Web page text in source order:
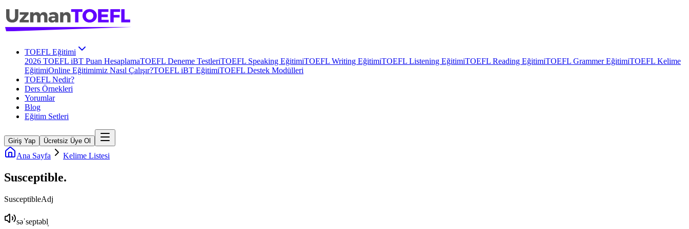
TOEFL Eğitimi
2026 TOEFL iBT Puan HesaplamaTOEFL Deneme TestleriTOEFL Speaking EğitimiTOEFL Writing EğitimiTOEFL Listening EğitimiTOEFL Reading EğitimiTOEFL Grammer EğitimiTOEFL Kelime
EğitimiOnline Eğitimimiz Nasıl Çalışır?TOEFL iBT EğitimiTOEFL Destek Modülleri
TOEFL Nedir?
Ders Örnekleri
Yorumlar
Blog
Eğitim Setleri
Giriş Yap Ücretsiz Üye Ol
Ana Sayfa Kelime Listesi
Susceptible.
SusceptibleAdj
səˈseptəbl̩